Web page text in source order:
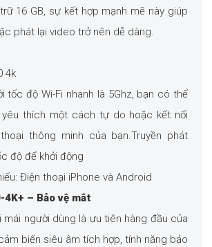
16 GB, sự kết hợp mạnh mẽ này giúp
phát lại video trở nên dễ dàng.
tốc độ Wi-Fi nhanh là 5Ghz, bạn có thể
thích một cách tự do hoặc kết nối
thông minh của bạn.Truyền phát
độ để khởi động
Điện thoại iPhone và Android
– Bảo vệ mắt
mái người dùng là ưu tiên hàng đầu của
biến siêu âm tích hợp, tính năng bảo